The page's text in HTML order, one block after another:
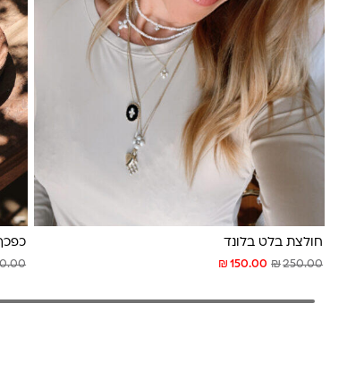
חולצת בלט בלונד
₪ 150.00 ₪250.00